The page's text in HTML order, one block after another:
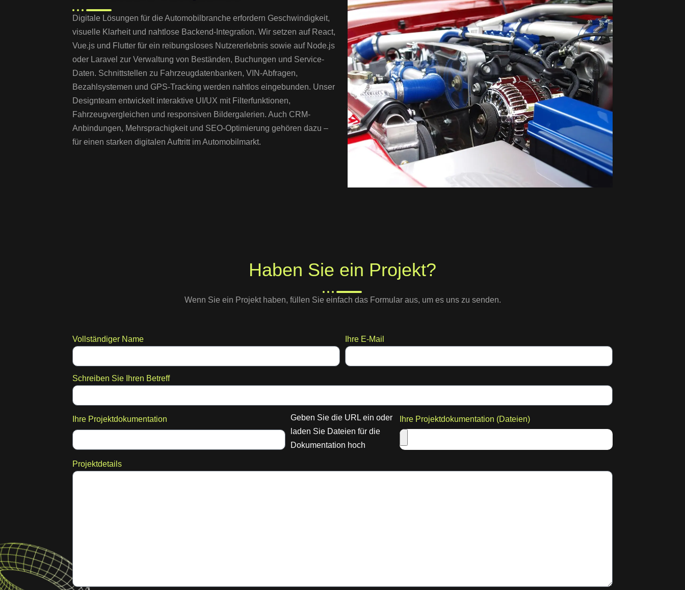
Digitale Lösungen für die Automobilbranche erfordern Geschwindigkeit,
visuelle Klarheit und nahtlose Backend-Integration. Wir setzen auf React,
Vue.js und Flutter für ein reibungsloses Nutzererlebnis sowie auf Node.js
oder Laravel zur Verwaltung von Beständen, Buchungen und Service-
Daten. Schnittstellen zu Fahrzeugdatenbanken, VIN-Abfragen,
Bezahlsystemen und GPS-Tracking werden nahtlos eingebunden. Unser
Designteam entwickelt interaktive UI/UX mit Filterfunktionen,
Fahrzeugvergleichen und responsiven Bildergalerien. Auch CRM-
Anbindungen, Mehrsprachigkeit und SEO-Optimierung gehören dazu –
für einen starken digitalen Auftritt im Automobilmarkt.
Haben Sie ein Projekt?
Wenn Sie ein Projekt haben, füllen Sie einfach das Formular aus, um es uns zu senden.
Vollständiger Name Ihre E-Mail
Schreiben Sie Ihren Betreff
Ihre Projektdokumentation
Geben Sie die URL ein oder
laden Sie Dateien für die
Dokumentation hoch
Ihre Projektdokumentation (Dateien)
Projektdetails